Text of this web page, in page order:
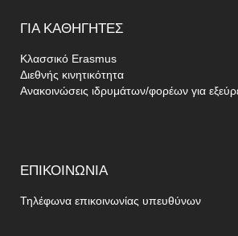
ΓΙΑΚΑΘΗΓΗΤΈΣ
Κλασσικό Erasmus
Διεθνής κινητικότητα
Ανακοινώσεις ιδρυμάτων/φορέων για
ΕΠΙΚΟΙΝΩΝΊΑ
Τηλέφωνα επικοινωνίας υπευθύνων